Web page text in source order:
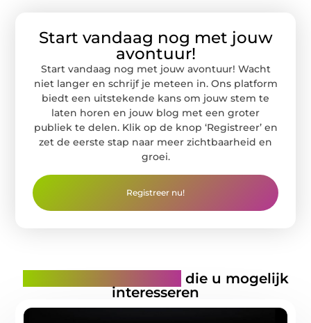
Start vandaag nog met jouw
avontuur!
Start vandaag nog met jouw avontuur! Wacht
niet langer en schrijf je meteen in. Ons platform
biedt een uitstekende kans om jouw stem te
laten horen en jouw blog met een groter
publiek te delen. Klik op de knop ‘Registreer’ en
zet de eerste stap naar meer zichtbaarheid en
groei.
Registreer nu!
die u mogelijk
interesseren